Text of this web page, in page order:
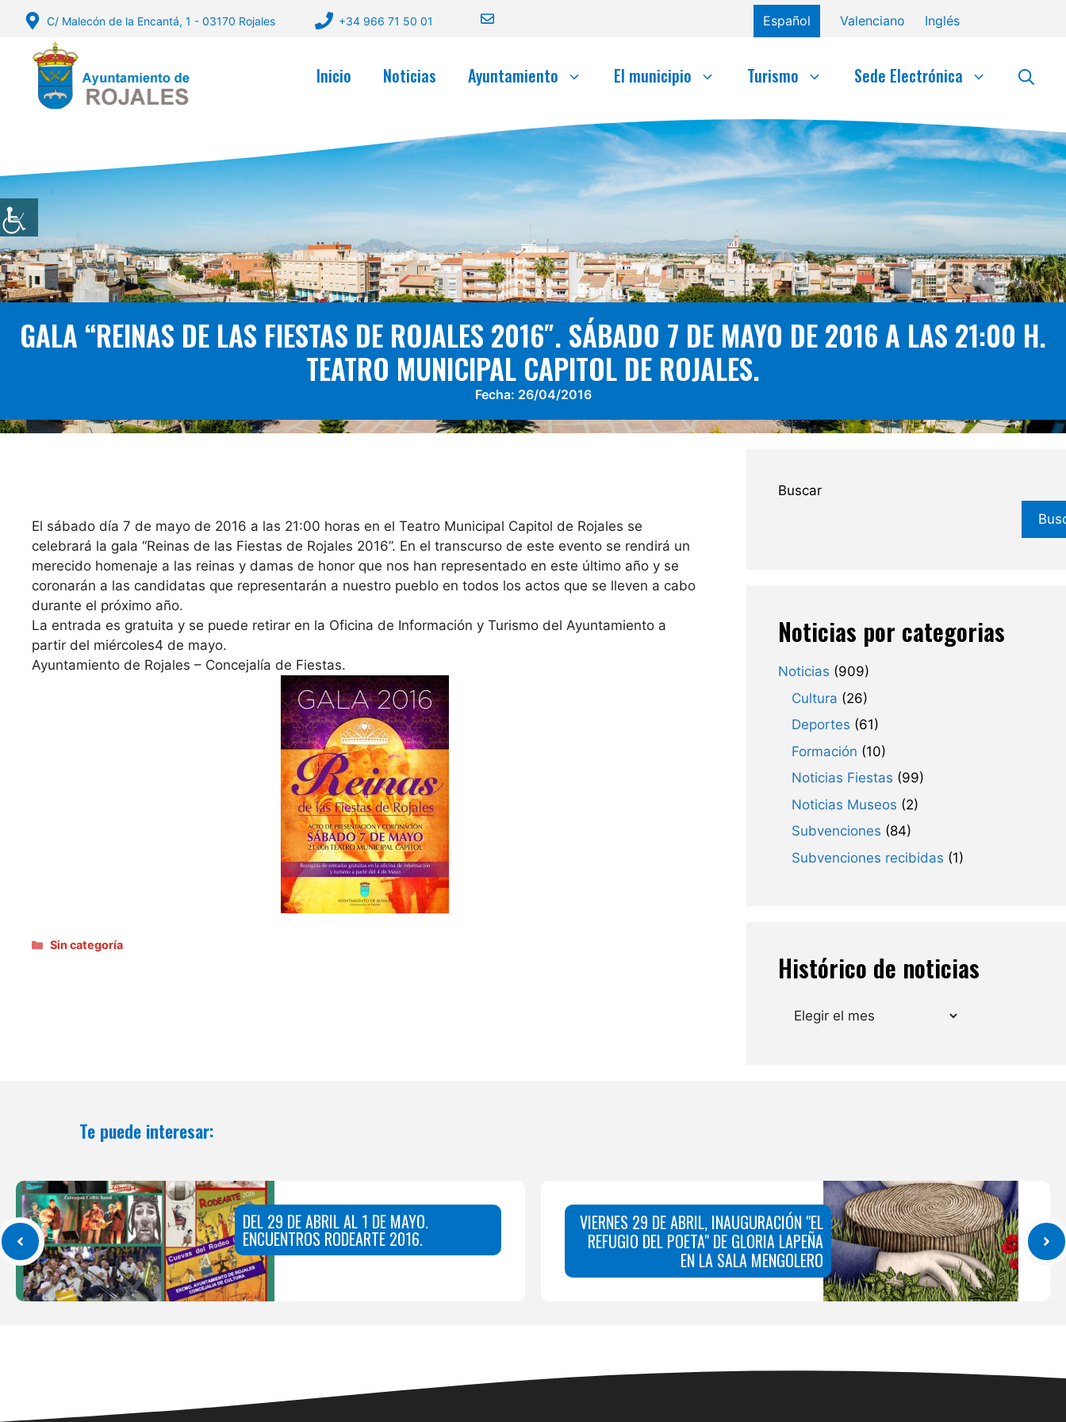
Saltar
contenido
C/ Malecón de la Encantá, 1 - 03170 Rojales +34 966 71 50 01 Español Valenciano Inglés
Inicio Noticias Ayuntamiento El municipio Turismo Sede Electrónica
GALA “REINAS DE LAS FIESTAS DE ROJALES 2016″. SÁBADO 7 DE MAYO DE 2016 A LAS 21:00 H.
TEATRO MUNICIPAL CAPITOL DE ROJALES.
Fecha: 26/04/2016
El sábado día 7 de mayo de 2016 a las 21:00 horas en el Teatro Municipal Capitol de Rojales se
celebrará la gala “Reinas de las Fiestas de Rojales 2016”. En el transcurso de este evento se rendirá un
merecido homenaje a las reinas y damas de honor que nos han representado en este último año y se
coronarán a las candidatas que representarán a nuestro pueblo en todos los actos que se lleven a cabo
durante el próximo año.
La entrada es gratuita y se puede retirar en la Oficina de Información y Turismo del Ayuntamiento a
partir del miércoles4 de mayo.
Ayuntamiento de Rojales – Concejalía de Fiestas.
Categorías
Sin categoría
Buscar
Noticias por categorias
Noticias (909)
Cultura (26)
Deportes (61)
Formación (10)
Noticias Fiestas (99)
Noticias Museos (2)
Subvenciones (84)
Subvenciones recibidas (1)
Histórico de noticias
Archivos
Te puede interesar:
DEL 29 DE ABRIL AL 1 DE MAYO.
ENCUENTROS RODEARTE 2016.
VIERNES 29 DE ABRIL, INAUGURACIÓN "EL
REFUGIO DEL POETA" DE GLORIA LAPEÑA
EN LA SALA MENGOLERO